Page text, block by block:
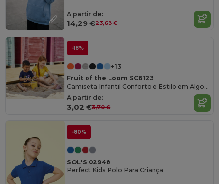
A partir de:
14,29 €23,68 €
-18%
+13
Fruit of the Loom SC6123
Camiseta Infantil Conforto e Estilo em Algodão
A partir de:
3,02 €3,70 €
-80%
SOL'S 02948
Perfect Kids Polo Para Criança